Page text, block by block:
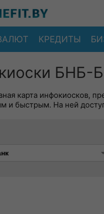
КРЕДИТЫ
БНБ-
карта инфокиосков,
и быстрым. На ней